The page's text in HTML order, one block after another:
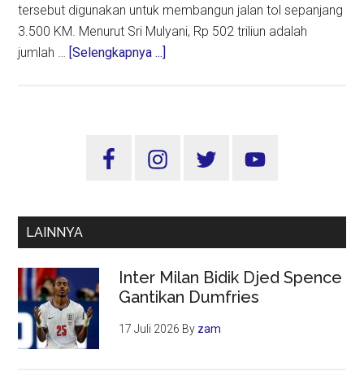
tersebut digunakan untuk membangun jalan tol sepanjang
3.500 KM. Menurut Sri Mulyani, Rp 502 triliun adalah
jumlah … [Selengkapnya ...]
T,
Proyek
Sepanjang
3.500
KM
Sidebar
LAINNYA
Inter Milan Bidik Djed Spence
Gantikan Dumfries
17 Juli 2026 By zam